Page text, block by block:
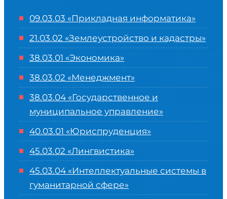
09.03.03 «Прикладная информатика»
21.03.02 «Землеустройство и кадастры»
38.03.01 «Экономика»
38.03.02 «Менеджмент»
38.03.04 «Государственное и
муниципальное управление»
40.03.01 «Юриспруденция»
45.03.02 «Лингвистика»
45.03.04 «Интеллектуальные системы в
гуманитарной сфере»